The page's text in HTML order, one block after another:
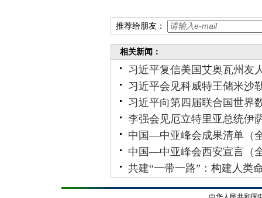
推荐给朋友：
相关新闻：
习近平复信美国艾奥瓦州友
习近平会见科威特王储米沙
习近平向第四届联合国世界
李强会见厄立特里亚总统伊
中国—中亚峰会成果清单（
中国—中亚峰会西安宣言（
共建“一带一路”：构建人类